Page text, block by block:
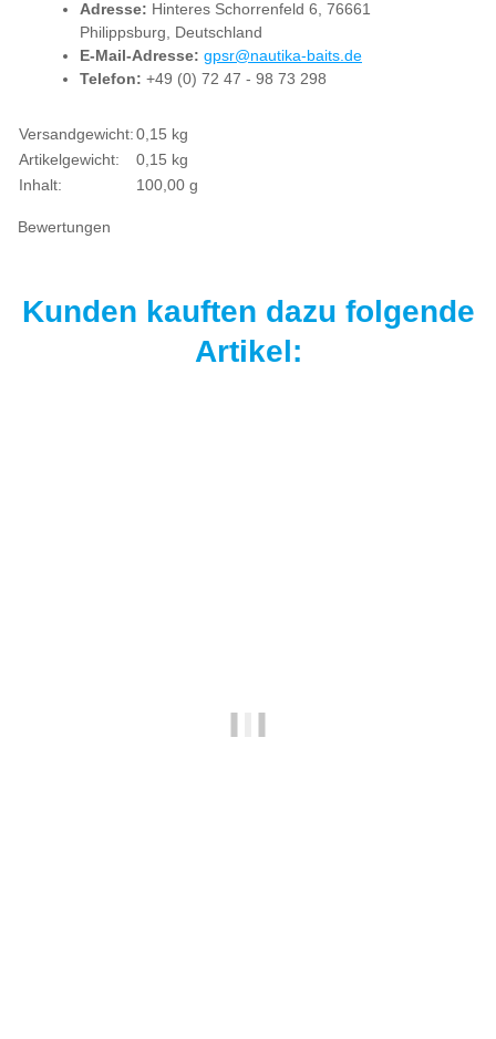
Adresse: Hinteres Schorrenfeld 6, 76661
Philippsburg, Deutschland
E-Mail-Adresse: gpsr@nautika-baits.de
Telefon: +49 (0) 72 47 - 98 73 298
Produkteigenschaft
Wert
Versandgewicht:0,15 kg
Artikelgewicht:
0,15 kg
Inhalt:
100,00 g
Bewertungen
Kunden kauften dazu folgende
Artikel: